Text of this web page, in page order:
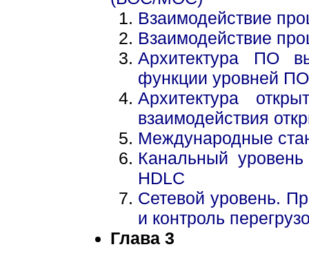
Взаимодействие
Взаимодействие
Архитектура ПО
функции уровней ПО
Архитектура
взаимодействия
Международные
Канальный
HDLC
Сетевой уровень.
и контроль
Глава 3